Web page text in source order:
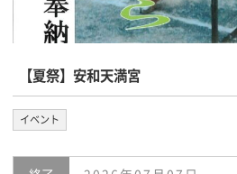
【夏祭】安和天満宮
イベント